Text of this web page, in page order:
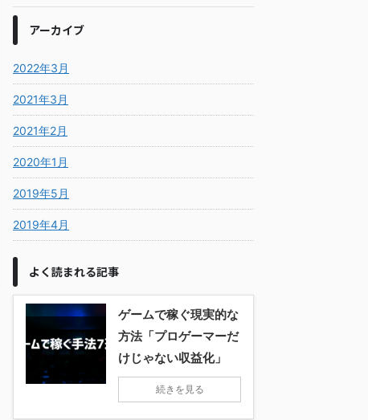
アーカイブ
2022年3月
2021年3月
2021年2月
2020年1月
2019年5月
2019年4月
よく読まれる記事
ゲームで稼ぐ現実的な
方法「プロゲーマーだ
けじゃない収益化」
続きを見る